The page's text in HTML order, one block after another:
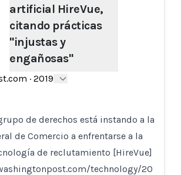
artificial HireVue,
citando prácticas
"injustas y
engañosas"
· 2019
de derechos está instando a la
de Comercio a enfrentarse a la
de reclutamiento [HireVue]
technology/20